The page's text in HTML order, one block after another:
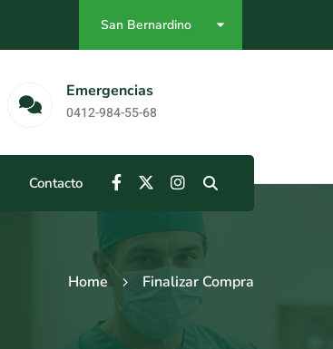
San Bernardino
Emergencias
0412-984-55-68
Contacto
Home Finalizar Compra